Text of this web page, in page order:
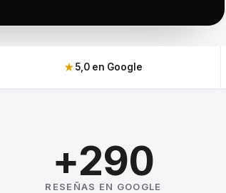
★5,0 en Google
+290
RESEÑAS EN GOOGLE